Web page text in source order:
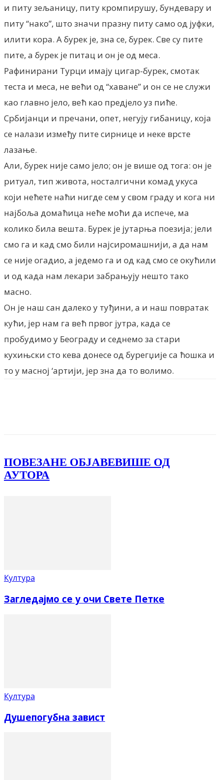
и питу зељаницу, питу кромпирушу, бундевару и
питу “нако”, што значи празну питу само од јуфки,
илити кора. А бурек је, зна се, бурек. Све су пите
пите, а бурек је питац и он је од меса.
Рафинирани Турци имају цигар-бурек, смотак
теста и меса, не већи од “хаване” и он се не служи
као главно јело, већ као предјело уз пиће.
Србијанци и пречани, опет, негују гибаницу, која
се налази између пите сирнице и неке врсте
лазање.
Али, бурек није само јело; он је више од тога: он је
ритуал, тип живота, носталгични комад укуса
који нећете наћи нигде сем у свом граду и кога ни
најбоља домаћица неће моћи да испече, ма
колико била вешта. Бурек је јутарња поезија; јели
смо га и кад смо били најсиромашнији, а да нам
се није огадио, а једемо га и од кад смо се окућили
и од када нам лекари забрањују нешто тако
масно.
Он је наш сан далеко у туђини, а и наш повратак
кући, јер нам га већ првог јутра, када се
пробудимо у Београду и седнемо за стари
кухињски сто кева донесе од бурегџије са ћошка и
то у масној ‘артији, јер зна да то волимо.
ПОВЕЗАНЕ ОБЈАВЕВИШЕ ОД
АУТОРА
Култура
Загледајмо се у очи Свете Петке
Култура
Душепогубна завист